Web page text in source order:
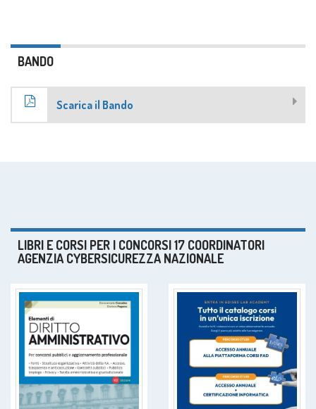
BANDO
Scarica il Bando
LIBRI E CORSI PER I CONCORSI 17 COORDINATORI
AGENZIA CYBERSICUREZZA NAZIONALE